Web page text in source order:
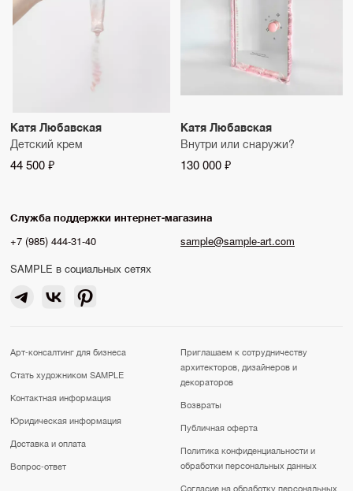
Катя Любавская
Детский крем
44 500 ₽
Катя Любавская
Внутри или снаружи?
130 000 ₽
Служба поддержки интернет-магазина
+7 (985) 444-31-40
sample@sample-art.com
SAMPLE в социальных сетях
Арт-консалтинг для бизнеса
Стать художником SAMPLE
Контактная информация
Юридическая информация
Доставка и оплата
Вопрос-ответ
Приглашаем к сотрудничеству
архитекторов, дизайнеров и
декораторов
Возвраты
Публичная оферта
Политика конфиденциальности и
обработки персональных данных
Согласие на обработку персональных